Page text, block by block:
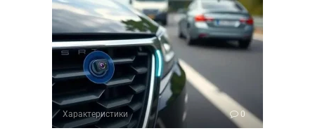
Характеристики 0